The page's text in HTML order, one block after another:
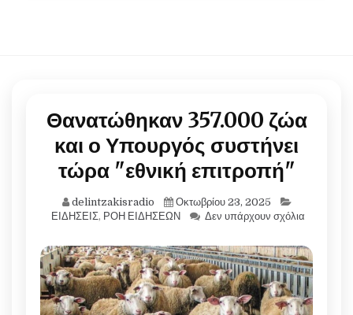
Θανατώθηκαν 357.000 ζώα
και ο Υπουργός συστήνει
τώρα "εθνική επιτροπή"
delintzakisradio
Οκτωβρίου 23, 2025
ΕΙΔΗΣΕΙΣ, ΡΟΗ ΕΙΔΗΣΕΩΝ Δεν υπάρχουν σχόλια